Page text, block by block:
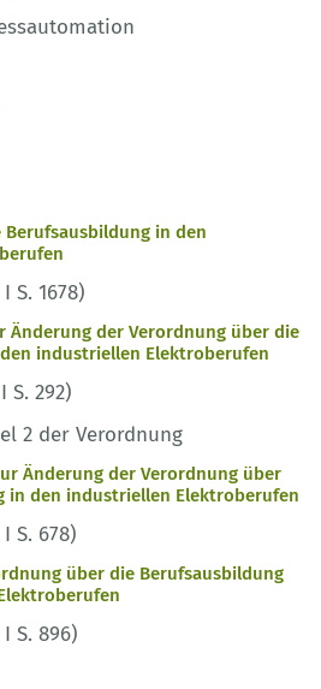
in den
S. 1678)
Änderung der Verordnung über die
industriellen Elektroberufen
S. 292)
2 der Verordnung
Änderung der Verordnung über
in den industriellen Elektroberufen
S. 678)
über die Berufsausbildung
S. 896)